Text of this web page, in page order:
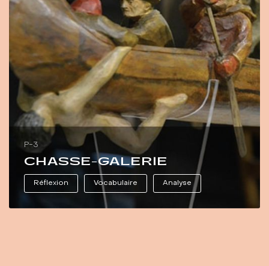
P-3
CHASSE-GALERIE
Réflexion Vocabulaire Analyse